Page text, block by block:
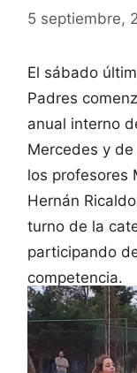
5 septiembre,
El sábado
Padres
anual interno
Mercedes y
los profesores
Hernán
turno de la
participando
competencia.